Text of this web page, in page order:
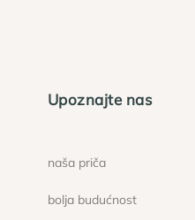
Upoznajte nas
naša priča
bolja budućnost